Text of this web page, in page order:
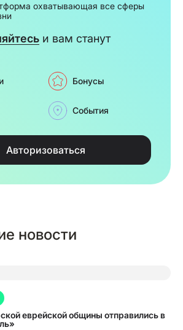
охватывающая все сферы
и вам станут
Бонусы
События
Авторизоваться
новости
еврейской общины отправились в